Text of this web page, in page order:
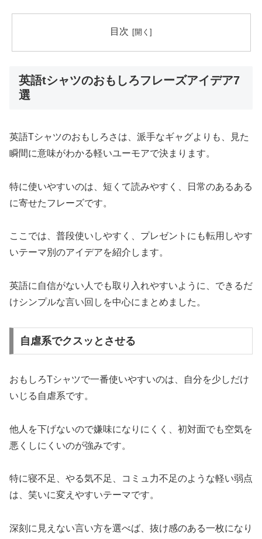
目次
英語tシャツのおもしろフレーズアイデア7
選
英語Tシャツのおもしろさは、派手なギャグよりも、見た
瞬間に意味がわかる軽いユーモアで決まります。
特に使いやすいのは、短くて読みやすく、日常のあるある
に寄せたフレーズです。
ここでは、普段使いしやすく、プレゼントにも転用しやす
いテーマ別のアイデアを紹介します。
英語に自信がない人でも取り入れやすいように、できるだ
けシンプルな言い回しを中心にまとめました。
自虐系でクスッとさせる
おもしろTシャツで一番使いやすいのは、自分を少しだけ
いじる自虐系です。
他人を下げないので嫌味になりにくく、初対面でも空気を
悪くしにくいのが強みです。
特に寝不足、やる気不足、コミュ力不足のような軽い弱点
は、笑いに変えやすいテーマです。
深刻に見えない言い方を選べば、抜け感のある一枚になり